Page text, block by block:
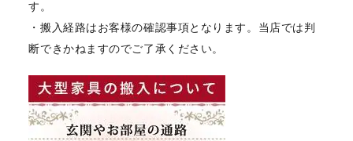
す。
・搬入経路はお客様の確認事項となります。当店では判
断できかねますのでご了承ください。